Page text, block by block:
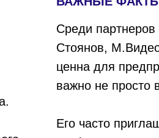
Среди
Стоянов,
ценна для
важно не просто
Его часто